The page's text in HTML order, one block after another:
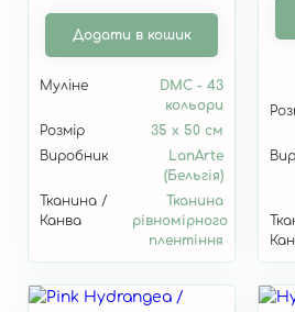
Додати в кошик
Муліне
DMC - 43
кольори
Розмір
35 x 50 см
Виробник
LanArte
(Бельгія)
Тканина /
Канва
Тканина
рівномірного
плентіння